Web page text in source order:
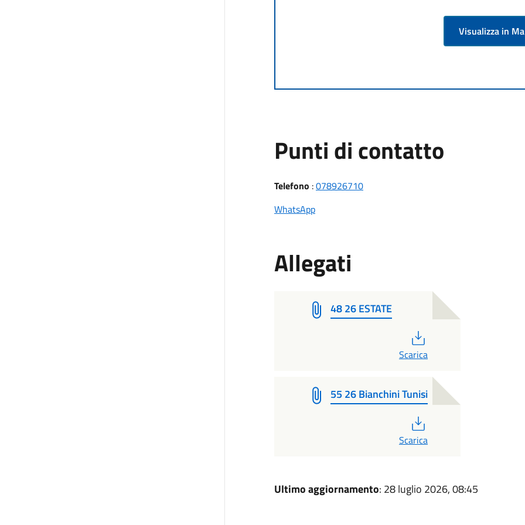
Visualizza in
Punti di contatto
Telefono :078926710
WhatsApp
Allegati
48 26 ESTATE
Scarica
55 26 Bianchini Tunisi
Scarica
Ultimo aggiornamento: 28 luglio 2026, 08:45